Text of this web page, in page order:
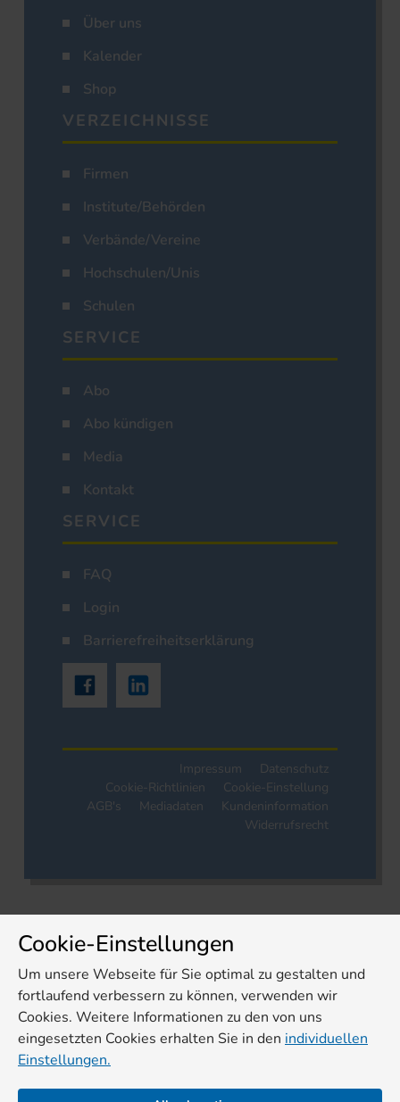
Über uns
Kalender
Shop
VERZEICHNISSE
Firmen
Institute/Behörden
Verbände/Vereine
Hochschulen/Unis
Schulen
SERVICE
Abo
Abo kündigen
Media
Kontakt
SERVICE
FAQ
Login
Barrierefreiheitserklärung
Impressum
Datenschutz
Cookie-Richtlinien
Cookie-Einstellung
AGB's
Mediadaten
Kundeninformation
Widerrufsrecht
Cookie-Einstellungen
Um unsere Webseite für Sie optimal zu gestalten und
fortlaufend verbessern zu können, verwenden wir
Cookies. Weitere Informationen zu den von uns
eingesetzten Cookies erhalten Sie in den individuellen
Einstellungen.